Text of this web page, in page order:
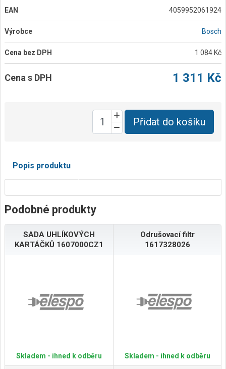
EAN 4059952061924
Výrobce Bosch
Cena bez DPH 1 084 Kč
Cena s DPH 1 311 Kč
Přidat do košíku
Popis produktu
Podobné produkty
SADA UHLÍKOVÝCH
KARTÁČKŮ 1607000CZ1
Skladem - ihned k odběru
Odrušovací filtr
1617328026
Skladem - ihned k odběru